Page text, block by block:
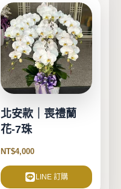
選
項
北安款｜喪禮蘭
花-7珠
NT$4,000
LINE 訂購